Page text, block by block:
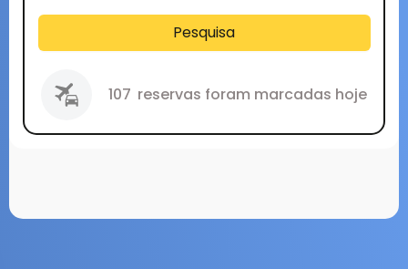
Pesquisa
107 reservas foram marcadas hoje